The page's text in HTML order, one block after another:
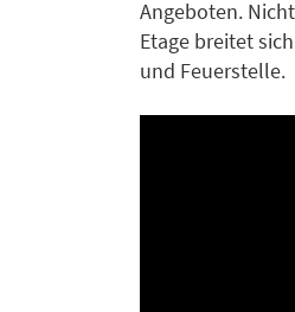
Angeboten.
Etage breitet
und Feuerstelle.